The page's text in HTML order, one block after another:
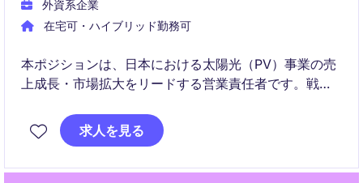
外資系企業
在宅可・ハイブリッド勤務可
本ポジションは、日本における太陽光（PV）事業の売
上成長・市場拡大をリードする営業責任者です。戦略
中核として貢献いただきます。
求人を見る